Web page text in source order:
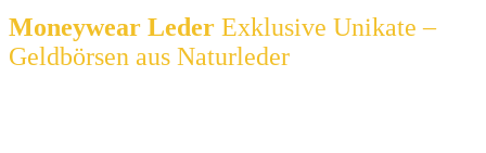
Moneywear Leder Exklusive Unikate –
Geldbörsen aus Naturleder